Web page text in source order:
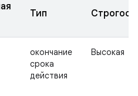
Тип
окончание
срока
действия
Высокая